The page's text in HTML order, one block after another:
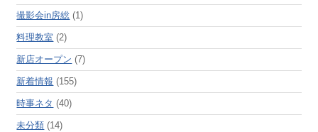
撮影会in房総 (1)
料理教室 (2)
新店オープン (7)
新着情報 (155)
時事ネタ (40)
未分類 (14)